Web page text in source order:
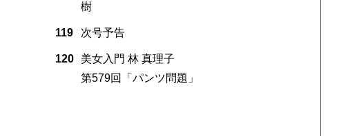
樹
119 次号予告
120
美女入門 林 真理子
第579回「パンツ問題」